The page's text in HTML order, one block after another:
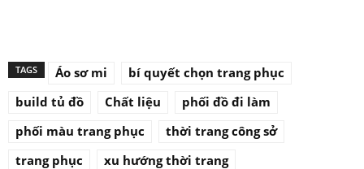
TAGS Áo sơ mi
bí quyết chọn trang phục
build tủ đồ
Chất liệu
phối đồ đi làm
phối màu trang phục
thời trang công sở
trang phục
xu hướng thời trang